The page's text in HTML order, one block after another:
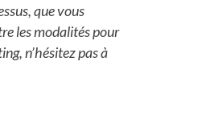
que vous
les modalités pour
n’hésitez pas à